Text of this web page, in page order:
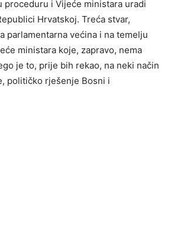
proceduru i Vijeće ministara uradi
Hrvatskoj. Treća stvar,
parlamentarna većina i na temelju
ministara koje, zapravo, nema
je to, prije bih rekao, na neki način
političko rješenje Bosni i